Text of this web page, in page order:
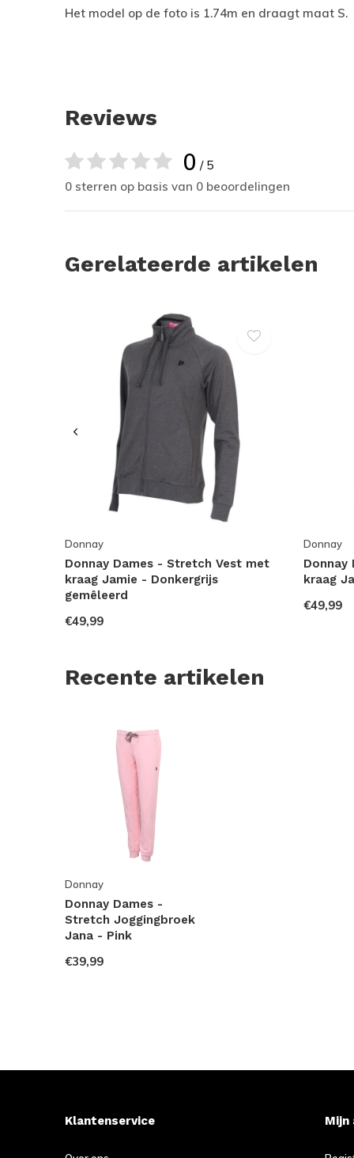
Het model op de foto is 1.74m en draagt maat S.
Reviews
0 / 5
0 sterren op basis van 0 beoordelingen
Gerelateerde artikelen
Donnay
Donnay Dames - Stretch Vest met
kraag Jamie - Donkergrijs
gemêleerd
€49,99
Donnay
Donnay
kraag
€49,99
Recente artikelen
Donnay
Donnay Dames -
Stretch Joggingbroek
Jana - Pink
€39,99
Klantenservice Mijn